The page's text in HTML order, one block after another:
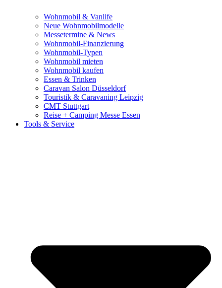
Wohnmobil & Vanlife
Neue Wohnmobilmodelle
Messetermine & News
Wohnmobil-Finanzierung
Wohnmobil-Typen
Wohnmobil mieten
Wohnmobil kaufen
Essen & Trinken
Caravan Salon Düsseldorf
Touristik & Caravaning Leipzig
CMT Stuttgart
Reise + Camping Messe Essen
Tools & Service